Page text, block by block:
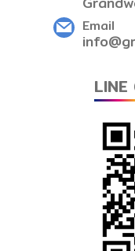
Email
LINE